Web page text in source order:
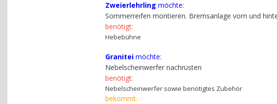
Zweierlehrling möchte:
Sommerreifen montieren. Bremsanlage vorn und
benötigt:
Hebebühne
Granitei möchte:
Nebelscheinwerfer nachrüsten
benötigt:
Nebelscheinwerfer sowie benötigtes Zubehör
bekommt: